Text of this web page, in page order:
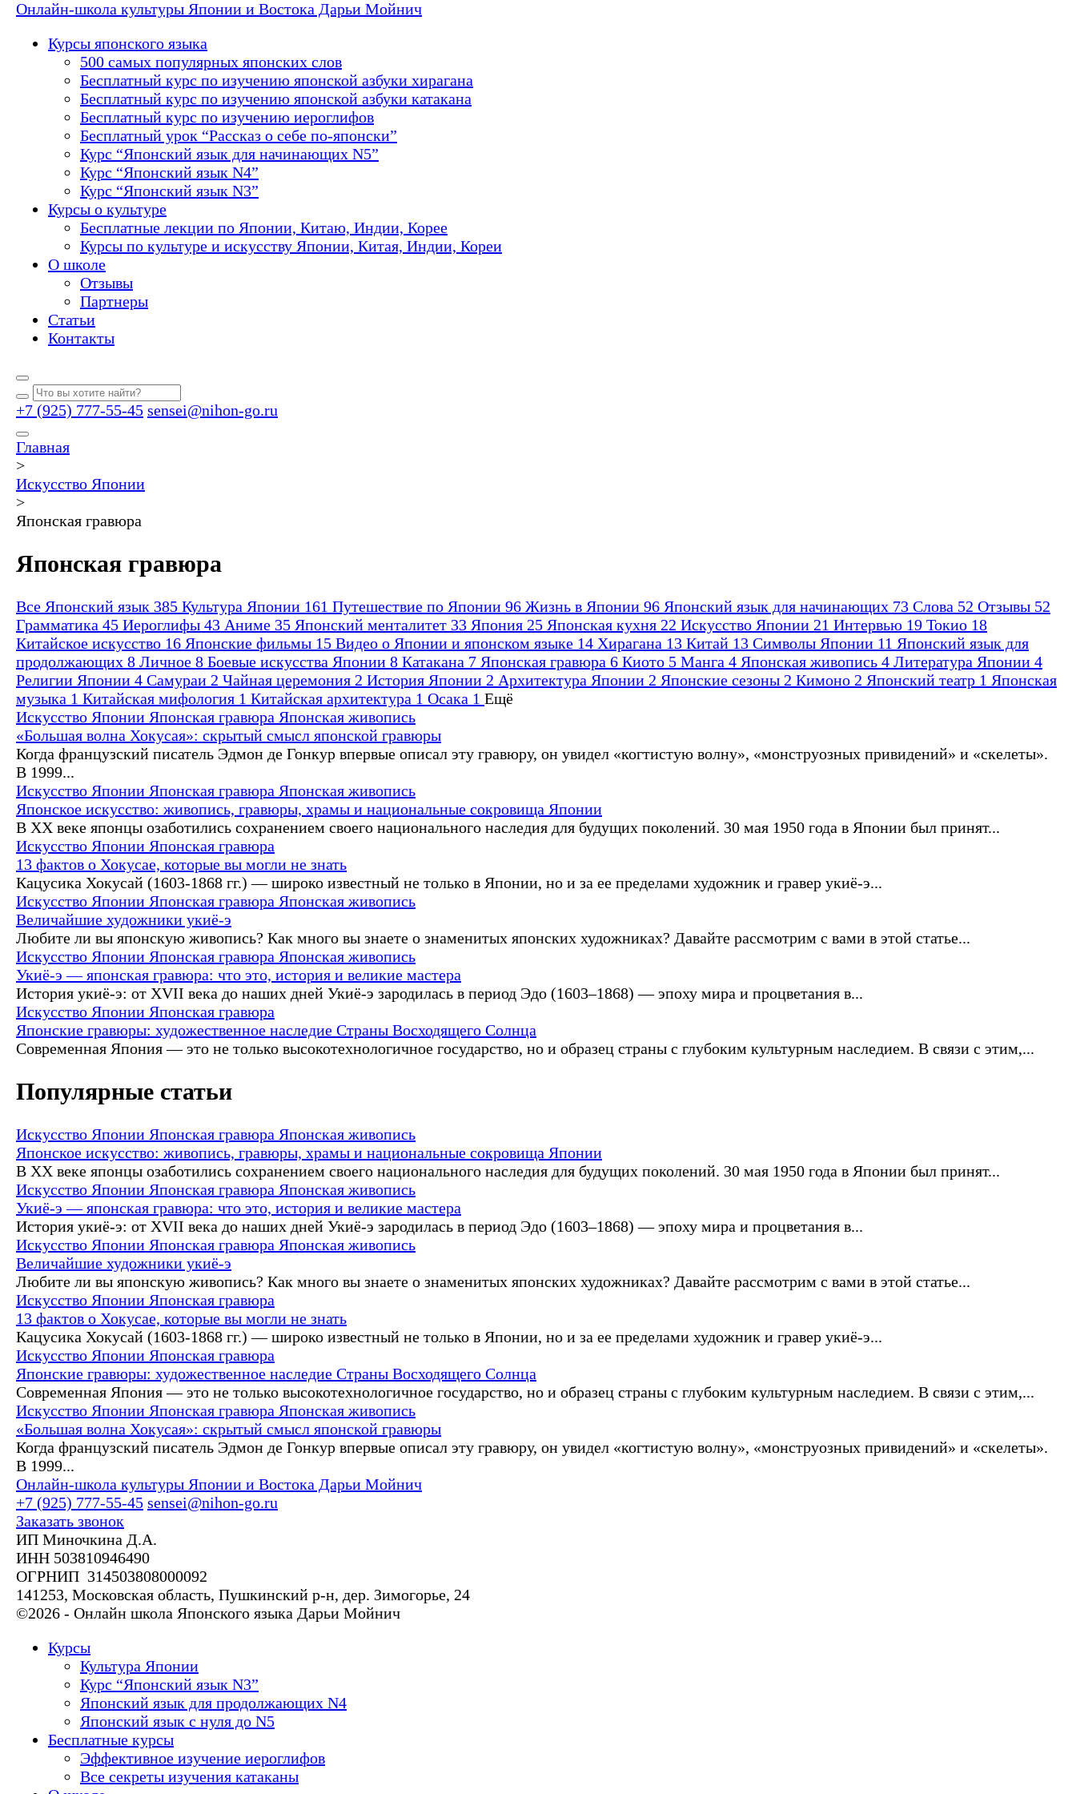
Онлайн-школа культуры Японии и Востока Дарьи Мойнич
Курсы японского языка
500 самых популярных японских слов
Бесплатный курс по изучению японской азбуки хирагана
Бесплатный курс по изучению японской азбуки катакана
Бесплатный курс по изучению иероглифов
Бесплатный урок “Рассказ о себе по-японски”
Курс “Японский язык для начинающих N5”
Курс “Японский язык N4”
Курс “Японский язык N3”
Курсы о культуре
Бесплатные лекции по Японии, Китаю, Индии, Корее
Курсы по культуре и искусству Японии, Китая, Индии, Кореи
О школе
Отзывы
Партнеры
Статьи
Контакты
+7 (925) 777-55-45 sensei@nihon-go.ru
Главная
>
Искусство Японии
>
Японская гравюра
Японская гравюра
Все Японский язык 385 Культура Японии 161 Путешествие по Японии 96 Жизнь в Японии 96 Японский язык для начинающих 73 Слова 52 Отзывы 52
Грамматика 45 Иероглифы 43 Аниме 35 Японский менталитет 33 Япония 25 Японская кухня 22 Искусство Японии 21 Интервью 19 Токио 18
Китайское искусство 16 Японские фильмы 15 Видео о Японии и японском языке 14 Хирагана 13 Китай 13 Символы Японии 11 Японский язык для
продолжающих 8 Личное 8 Боевые искусства Японии 8 Катакана 7 Японская гравюра 6 Киото 5 Манга 4 Японская живопись 4 Литература Японии 4
Религии Японии 4 Самураи 2 Чайная церемония 2 История Японии 2 Архитектура Японии 2 Японские сезоны 2 Кимоно 2 Японский театр 1 Японская
музыка 1 Китайская мифология 1 Китайская архитектура 1 Осака 1 Ещё
Искусство Японии Японская гравюра Японская живопись
«Большая волна Хокусая»: скрытый смысл японской гравюры
Когда французский писатель Эдмон де Гонкур впервые описал эту гравюру, он увидел «когтистую волну», «монструозных привидений» и «скелеты».
В 1999...
Искусство Японии Японская гравюра Японская живопись
Японское искусство: живопись, гравюры, храмы и национальные сокровища Японии
В XX веке японцы озаботились сохранением своего национального наследия для будущих поколений. 30 мая 1950 года в Японии был принят...
Искусство Японии Японская гравюра
13 фактов о Хокусае, которые вы могли не знать
Кацусика Хокусай (1603-1868 гг.) — широко известный не только в Японии, но и за ее пределами художник и гравер укиё-э...
Искусство Японии Японская гравюра Японская живопись
Величайшие художники укиё-э
Любите ли вы японскую живопись? Как много вы знаете о знаменитых японских художниках? Давайте рассмотрим с вами в этой статье...
Искусство Японии Японская гравюра Японская живопись
Укиё-э — японская гравюра: что это, история и великие мастера
История укиё-э: от XVII века до наших дней Укиё-э зародилась в период Эдо (1603–1868) — эпоху мира и процветания в...
Искусство Японии Японская гравюра
Японские гравюры: художественное наследие Страны Восходящего Солнца
Современная Япония — это не только высокотехнологичное государство, но и образец страны с глубоким культурным наследием. В связи с этим,...
Популярные статьи
Искусство Японии Японская гравюра Японская живопись
Японское искусство: живопись, гравюры, храмы и национальные сокровища Японии
В XX веке японцы озаботились сохранением своего национального наследия для будущих поколений. 30 мая 1950 года в Японии был принят...
Искусство Японии Японская гравюра Японская живопись
Укиё-э — японская гравюра: что это, история и великие мастера
История укиё-э: от XVII века до наших дней Укиё-э зародилась в период Эдо (1603–1868) — эпоху мира и процветания в...
Искусство Японии Японская гравюра Японская живопись
Величайшие художники укиё-э
Любите ли вы японскую живопись? Как много вы знаете о знаменитых японских художниках? Давайте рассмотрим с вами в этой статье...
Искусство Японии Японская гравюра
13 фактов о Хокусае, которые вы могли не знать
Кацусика Хокусай (1603-1868 гг.) — широко известный не только в Японии, но и за ее пределами художник и гравер укиё-э...
Искусство Японии Японская гравюра
Японские гравюры: художественное наследие Страны Восходящего Солнца
Современная Япония — это не только высокотехнологичное государство, но и образец страны с глубоким культурным наследием. В связи с этим,...
Искусство Японии Японская гравюра Японская живопись
«Большая волна Хокусая»: скрытый смысл японской гравюры
Когда французский писатель Эдмон де Гонкур впервые описал эту гравюру, он увидел «когтистую волну», «монструозных привидений» и «скелеты».
В 1999...
Онлайн-школа культуры Японии и Востока Дарьи Мойнич
+7 (925) 777-55-45 sensei@nihon-go.ru
Заказать звонок
ИП Миночкина Д.А.
ИНН 503810946490
ОГРНИП 314503808000092
141253, Московская область, Пушкинский р-н, дер. Зимогорье, 24
©2026 - Онлайн школа Японского языка Дарьи Мойнич
Курсы
Культура Японии
Курс “Японский язык N3”
Японский язык для продолжающих N4
Японский язык с нуля до N5
Бесплатные курсы
Эффективное изучение иероглифов
Все секреты изучения катаканы